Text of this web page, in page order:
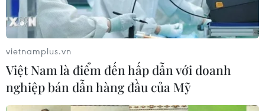
vietnamplus.vn
Việt Nam là điểm đến hấp dẫn với doanh
nghiệp bán dẫn hàng đầu của Mỹ